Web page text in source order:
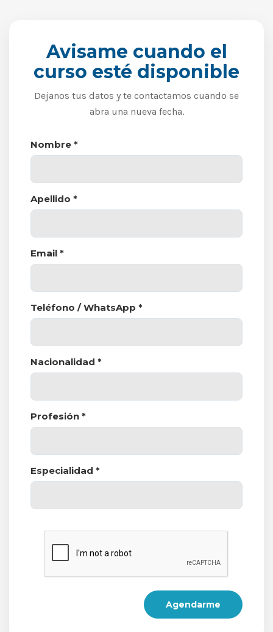
Avisame cuando el
curso esté disponible
Dejanos tus datos y te contactamos cuando se
abra una nueva fecha.
Nombre *
Apellido *
Email *
Teléfono / WhatsApp *
Nacionalidad *
Profesión *
Especialidad *
Agendarme